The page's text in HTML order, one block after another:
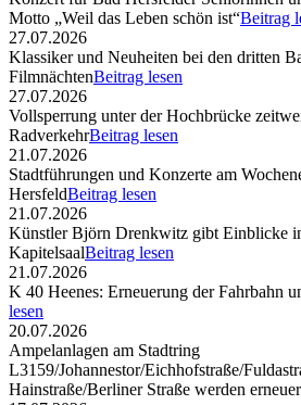
Motto „Weil das Leben schön ist“Beitrag
27.07.2026
Klassiker und Neuheiten bei den dritten
FilmnächtenBeitrag lesen
27.07.2026
Vollsperrung unter der Hochbrücke
RadverkehrBeitrag lesen
21.07.2026
Stadtführungen und Konzerte am
HersfeldBeitrag lesen
21.07.2026
Künstler Björn Drenkwitz gibt Einblicke
KapitelsaalBeitrag lesen
21.07.2026
K 40 Heenes: Erneuerung der Fahrbahn
lesen
20.07.2026
Ampelanlagen am Stadtring
L3159/Johannestor/Eichhofstraße/
Hainstraße/Berliner Straße werden